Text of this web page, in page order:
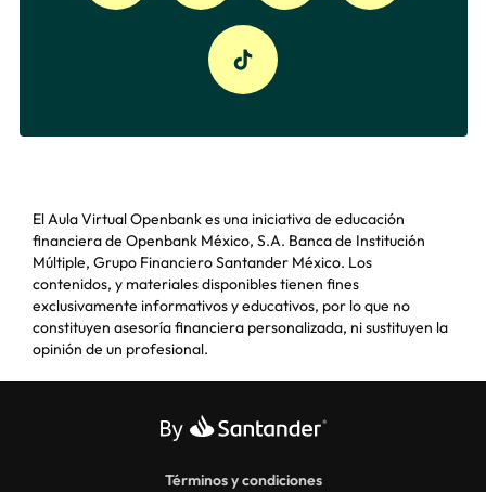
El Aula Virtual Openbank es una iniciativa de educación
financiera de Openbank México, S.A. Banca de Institución
Múltiple, Grupo Financiero Santander México. Los
contenidos, y materiales disponibles tienen fines
exclusivamente informativos y educativos, por lo que no
constituyen asesoría financiera personalizada, ni sustituyen la
opinión de un profesional.
Términos y condiciones